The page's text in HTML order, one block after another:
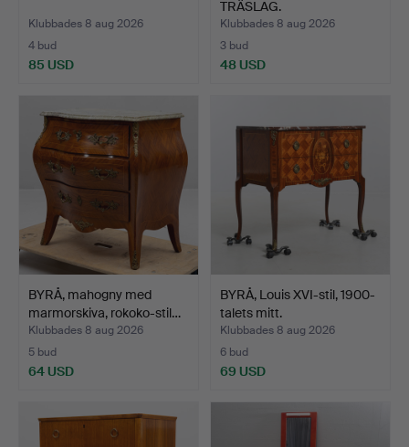
Klubbades 8 aug 2026
4 bud
85 USD
TRÄSLAG.
Klubbades 8 aug 2026
3 bud
48 USD
BYRÅ, mahogny med
marmorskiva, rokoko-stil…
Klubbades 8 aug 2026
5 bud
64 USD
BYRÅ, Louis XVI-stil, 1900-
talets mitt.
Klubbades 8 aug 2026
6 bud
69 USD